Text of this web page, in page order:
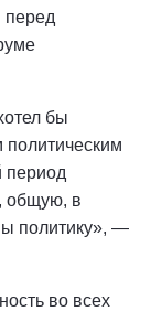
перед
бы
политическим
период
общую, в
политику», —
во всех